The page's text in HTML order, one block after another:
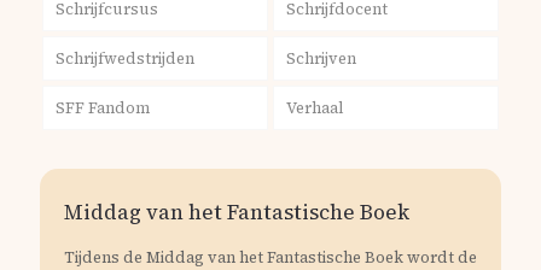
Schrijfcursus Schrijfdocent
Schrijfwedstrijden Schrijven
SFF Fandom Verhaal
Middag van het Fantastische Boek
Tijdens de Middag van het Fantastische Boek wordt de